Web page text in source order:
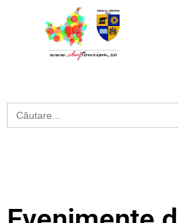
Search
for: